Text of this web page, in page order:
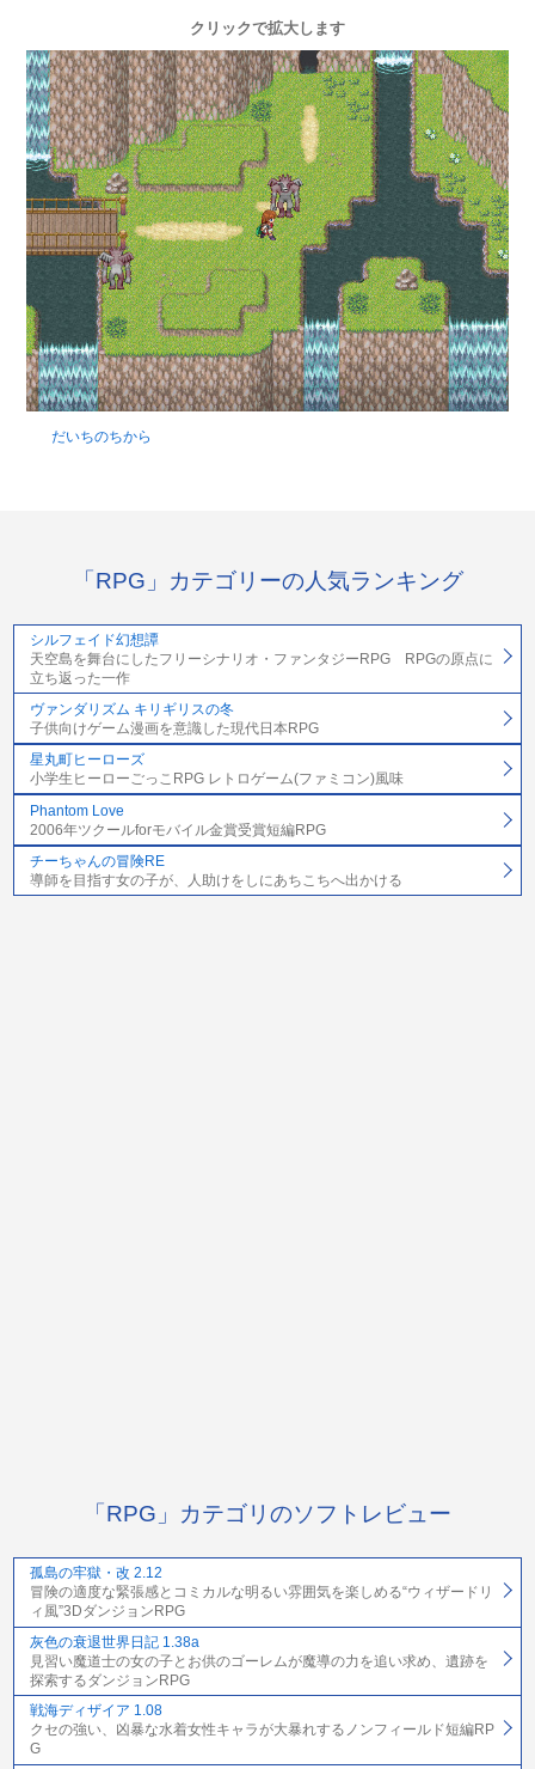
クリックで拡大します
だいちのちから
「RPG」カテゴリーの人気ランキング
シルフェイド幻想譚
天空島を舞台にしたフリーシナリオ・ファンタジーRPG RPGの原点に
立ち返った一作
ヴァンダリズム キリギリスの冬
子供向けゲーム漫画を意識した現代日本RPG
星丸町ヒーローズ
小学生ヒーローごっこRPG レトロゲーム(ファミコン)風味
Phantom Love
2006年ツクールforモバイル金賞受賞短編RPG
チーちゃんの冒険RE
導師を目指す女の子が、人助けをしにあちこちへ出かける
「RPG」カテゴリのソフトレビュー
孤島の牢獄・改 2.12
冒険の適度な緊張感とコミカルな明るい雰囲気を楽しめる“ウィザードリ
ィ風”3DダンジョンRPG
灰色の衰退世界日記 1.38a
見習い魔道士の女の子とお供のゴーレムが魔導の力を追い求め、遺跡を
探索するダンジョンRPG
戦海ディザイア 1.08
クセの強い、凶暴な水着女性キャラが大暴れするノンフィールド短編RP
G